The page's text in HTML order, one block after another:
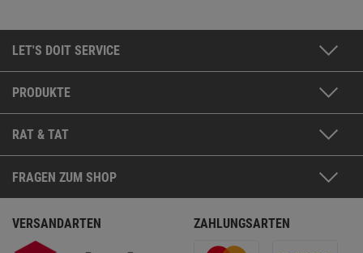
LET'S DOIT SERVICE
PRODUKTE
RAT & TAT
FRAGEN ZUM SHOP
VERSANDARTEN ZAHLUNGSARTEN